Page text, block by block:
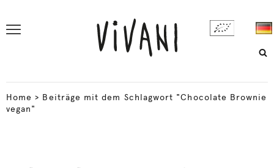
Home > Beiträge mit dem Schlagwort "Chocolate Brownie
vegan"